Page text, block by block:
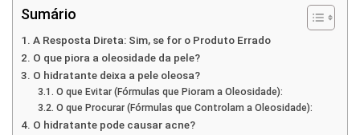
Sumário
A Resposta Direta: Sim, se for o Produto Errado
O que piora a oleosidade da pele?
O hidratante deixa a pele oleosa?
O que Evitar (Fórmulas que Pioram a Oleosidade):
O que Procurar (Fórmulas que Controlam a Oleosidade):
O hidratante pode causar acne?